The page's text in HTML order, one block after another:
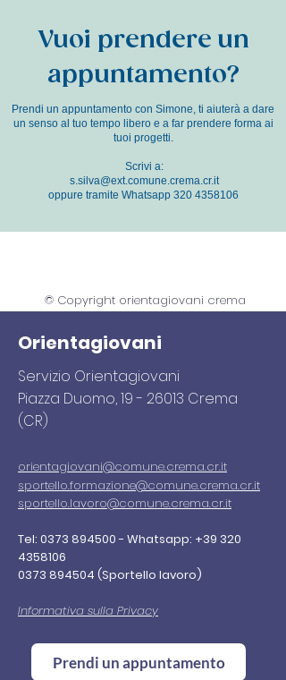
chi-siamo/
Vuoi prendere un
appuntamento?
Prendi un appuntamento con Simone, ti aiuterà a dare
un senso al tuo tempo libero e a far prendere forma ai
tuoi progetti.
Scrivi a:
s.silva@ext.comune.crema.cr.it
oppure tramite Whatsapp 320 4358106
© Copyright orientagiovani crema
Orientagiovani
Servizio Orientagiovani
Piazza Duomo,19 - 26013 Crema
(CR)
orientagiovani@comune.crema.cr.it
sportello.formazione@comune.crema.cr.it
sportello.lavoro@comune.crema.cr.it
Tel: 0373 894500- Whatsapp: +39 320
4358106
0373 894504 (Sportello lavoro)
Informativa sulla Privacy
Prendi un appuntamento